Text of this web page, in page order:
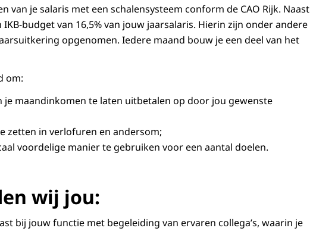
van je salaris met een schalensysteem conform de CAO Rijk. Naast
budget van 16,5% van jouw jaarsalaris. Hierin zijn onder andere
opgenomen. Iedere maand bouw je een deel van het
om:
je maandinkomen te laten uitbetalen op door jou gewenste
zetten in verlofuren en andersom;
voordelige manier te gebruiken voor een aantal doelen.
wij jou:
bij jouw functie met begeleiding van ervaren collega’s, waarin je